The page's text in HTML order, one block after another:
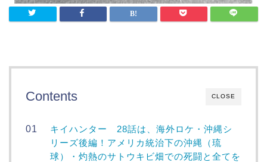
CLOSE
Contents
キイハンター 28話は、海外ロケ・沖縄シ
リーズ後編！アメリカ統治下の沖縄（琉
球）・灼熱のサトウキビ畑での死闘と全てを